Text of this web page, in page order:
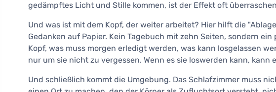
gedämpftes Licht und Stille kommen, ist der Effekt oft
Und was ist mit dem Kopf, der weiter arbeitet? Hier hilft die
Gedanken auf Papier. Kein Tagebuch mit zehn Seiten, sondern
Kopf, was muss morgen erledigt werden, was kann losgelassen
nur um sie nicht zu vergessen. Wenn es sie loswerden kann, kann
Und schließlich kommt die Umgebung. Das Schlafzimmer muss